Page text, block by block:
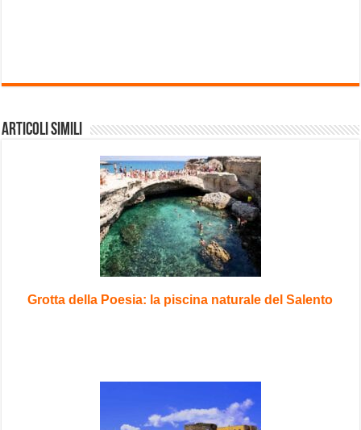
Articoli Simili
Grotta della Poesia: la piscina naturale del Salento